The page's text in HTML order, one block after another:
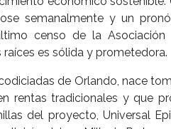
semanalmente y un
censo de la
es sólida y prometedora.
de Orlando, nace
rentas tradicionales y que
del proyecto, Universal